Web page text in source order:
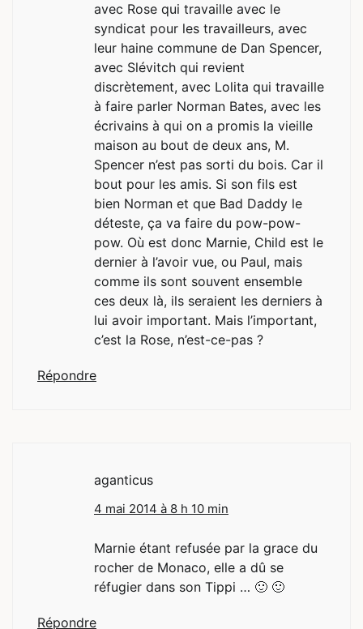
avec Rose qui travaille avec le
syndicat pour les travailleurs, avec
leur haine commune de Dan Spencer,
avec Slévitch qui revient
discrètement, avec Lolita qui travaille
à faire parler Norman Bates, avec les
écrivains à qui on a promis la vieille
maison au bout de deux ans, M.
Spencer n’est pas sorti du bois. Car il
bout pour les amis. Si son fils est
bien Norman et que Bad Daddy le
déteste, ça va faire du pow-pow-
pow. Où est donc Marnie, Child est le
dernier à l’avoir vue, ou Paul, mais
comme ils sont souvent ensemble
ces deux là, ils seraient les derniers à
lui avoir important. Mais l’important,
c’est la Rose, n’est-ce-pas ?
Répondre
aganticus
4 mai 2014 à 8 h 10 min
Marnie étant refusée par la grace du
rocher de Monaco, elle a dû se
réfugier dans son Tippi … 🙂 🙂
Répondre